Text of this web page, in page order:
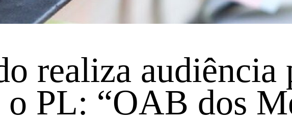
realiza audiência
o PL: “OAB dos